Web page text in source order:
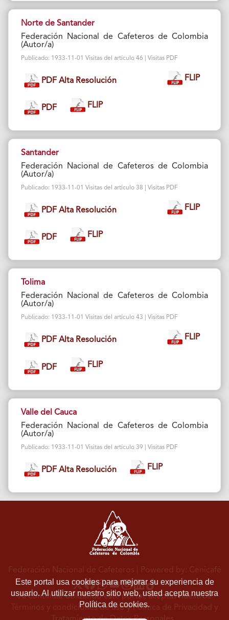
Norte de Santander
Federación Nacional de Cafeteros de Colombia
(Autor/a)
Publicado: 1933-11-01 Visitas del artículo 46 | Visitas PDF
PDF Alta Resolución FLIP
PDF FLIP
Santander
Federación Nacional de Cafeteros de Colombia
(Autor/a)
Publicado: 1933-11-01 Visitas del artículo 38 | Visitas PDF
PDF Alta Resolución FLIP
PDF FLIP
Tolima
Federación Nacional de Cafeteros de Colombia
(Autor/a)
Publicado: 1933-11-01 Visitas del artículo 43 | Visitas PDF
PDF Alta Resolución FLIP
PDF FLIP
Valle del Cauca
Federación Nacional de Cafeteros de Colombia
(Autor/a)
Publicado: 1933-11-01 Visitas del artículo 39 | Visitas PDF
PDF Alta Resolución FLIP
Este portal usa cookies para mejorar su experiencia de
usuario. Al utilizar nuestro sitio web, usted acepta nuestra
Política de cookies.
Federación Nacional de Cafeteros | Powered by: Cenicafé
Al continuar utilizando este portal, aceptas nuestros
Términos y condiciones de usoyPolítica de Privacidad y